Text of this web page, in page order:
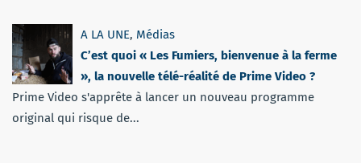
A LA UNE, Médias
C’est quoi « Les Fumiers, bienvenue à la ferme
», la nouvelle télé-réalité de Prime Video ?
Prime Video s'apprête à lancer un nouveau programme
original qui risque de...